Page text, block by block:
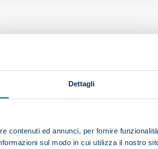
Dettagli
contenuti ed annunci, per fornire
sul modo in cui utilizza il nostro